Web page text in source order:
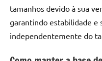
tamanhos devido à sua
garantindo estabilidade e
independentemente do